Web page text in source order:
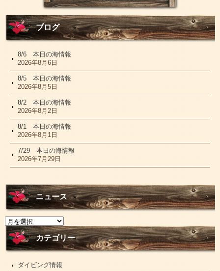
ブログ
8/6 本日の海情報
2026年8月6日
8/5 本日の海情報
2026年8月5日
8/2 本日の海情報
2026年8月2日
8/1 本日の海情報
2026年8月1日
7/29 本日の海情報
2026年7月29日
ニュース
ニ
ュ
ー
カテゴリー
ダイビング情報